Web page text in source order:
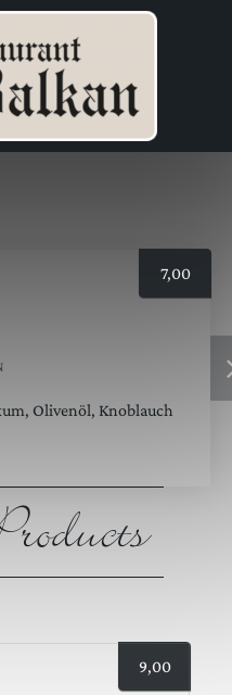
Olivenöl, Knoblauch
7,00
9,00